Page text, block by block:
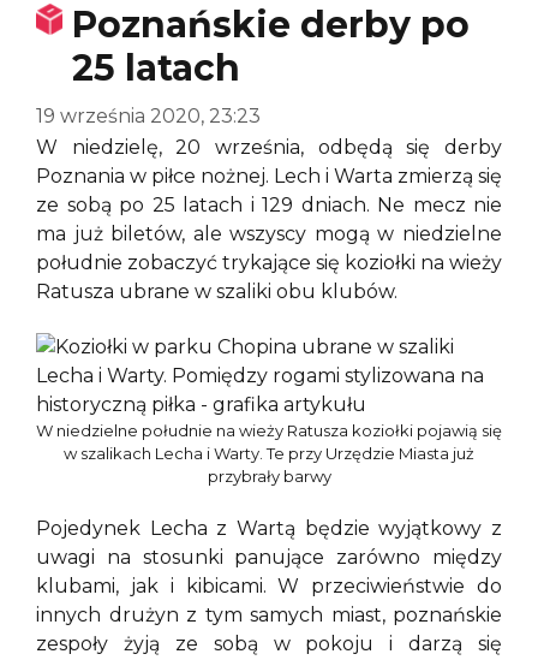
Poznańskie derby po
25 latach
19 września 2020, 23:23
W niedzielę, 20 września, odbędą się derby
Poznania w piłce nożnej. Lech i Warta zmierzą się
ze sobą po 25 latach i 129 dniach. Ne mecz nie
ma już biletów, ale wszyscy mogą w niedzielne
południe zobaczyć trykające się koziołki na wieży
Ratusza ubrane w szaliki obu klubów.
W niedzielne południe na wieży Ratusza koziołki pojawią się
w szalikach Lecha i Warty. Te przy Urzędzie Miasta już
przybrały barwy
Pojedynek Lecha z Wartą będzie wyjątkowy z
uwagi na stosunki panujące zarówno między
klubami, jak i kibicami. W przeciwieństwie do
innych drużyn z tym samych miast, poznańskie
zespoły żyją ze sobą w pokoju i darzą się